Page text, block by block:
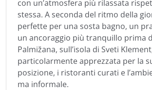
con un’atmosfera più rilassata
stessa. A seconda del ritmo della
perfette per una sosta bagno, un
un ancoraggio più tranquillo prima
Palmižana, sull’isola di Sveti
particolarmente apprezzata per la
posizione, i ristoranti curati e
ma informale.